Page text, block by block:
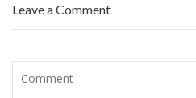
Leave a Comment